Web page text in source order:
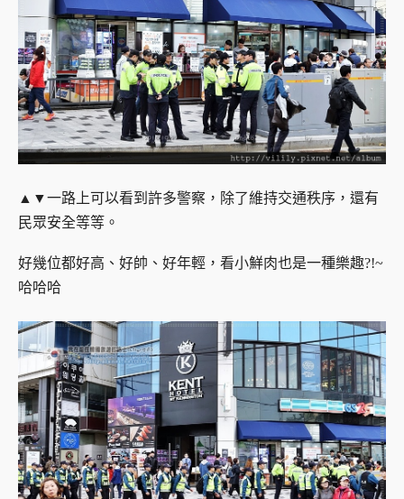
▲▼一路上可以看到許多警察，除了維持交通秩序，還有
民眾安全等等。
好幾位都好高、好帥、好年輕，看小鮮肉也是一種樂趣?!~
哈哈哈